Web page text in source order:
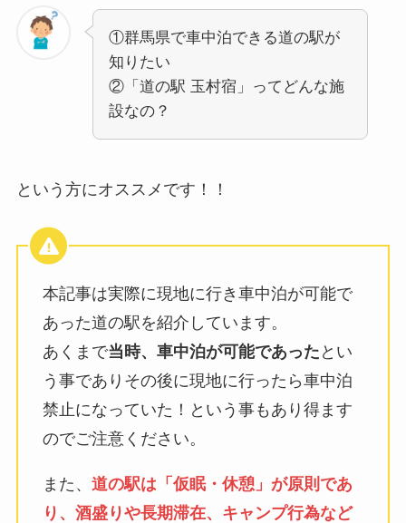
①群馬県で車中泊できる道の駅が
知りたい
②「道の駅 玉村宿」ってどんな施
設なの？
という方にオススメです！！
本記事は実際に現地に行き車中泊が可能で
あった道の駅を紹介しています。
あくまで当時、車中泊が可能であった とい
う事でありその後に現地に行ったら車中泊
禁止になっていた！という事もあり得ます
のでご注意ください。
また、 道の駅は「仮眠・休憩」が原則であ
り、酒盛りや長期滞在、キャンプ行為など